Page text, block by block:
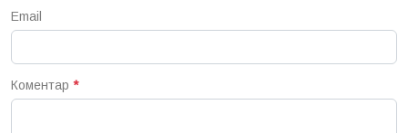
Email
Коментар *